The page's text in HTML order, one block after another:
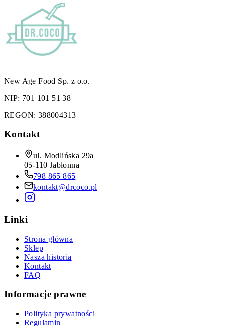
New Age Food Sp. z o.o.
NIP: 701 101 51 38
REGON: 388004313
Kontakt
ul. Modlińska 29a
05-110 Jabłonna
798 865 865
kontakt@drcoco.pl
Linki
Strona główna
Sklep
Nasza historia
Kontakt
FAQ
Informacje prawne
Polityka prywatności
Regulamin